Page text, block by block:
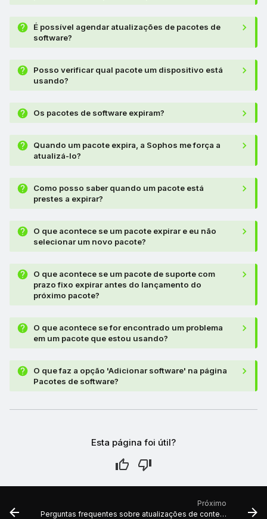
É possível agendar atualizações de pacotes de
software?
Posso verificar qual pacote um dispositivo está
usando?
Os pacotes de software expiram?
Quando um pacote expira, a Sophos me força a
atualizá-lo?
Como posso saber quando um pacote está
prestes a expirar?
O que acontece se um pacote expirar e eu não
selecionar um novo pacote?
O que acontece se um pacote de suporte com
prazo fixo expirar antes do lançamento do
próximo pacote?
O que acontece se for encontrado um problema
em um pacote que estou usando?
O que faz a opção 'Adicionar software' na página
Pacotes de software?
Esta página foi útil?
Próximo
Perguntas frequentes sobre atualizações de conteúdo